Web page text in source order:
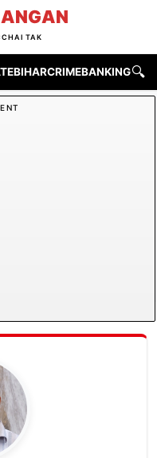
TAK
BIHARCRIMEBANKING &🔍